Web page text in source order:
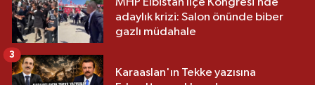
adaylık krizi: Salon önünde biber
gazlı müdahale
Karaaslan'ın Tekke yazısına
3